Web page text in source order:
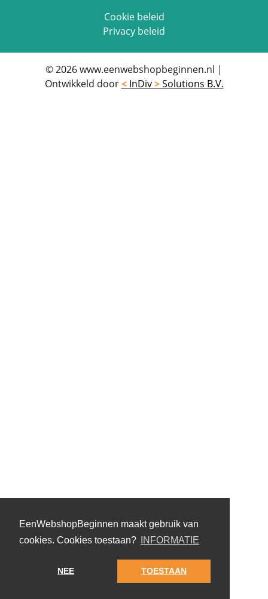
EenWebshopBeginnen maakt gebruik van
cookies. Cookies toestaan?
INFORMATIE
NEE TOESTAAN
Cookie beleid
Privacy beleid
© 2026 www.eenwebshopbeginnen.nl |
Ontwikkeld door<InDiv>Solutions B.V.